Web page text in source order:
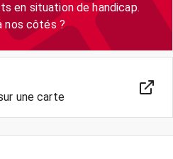
en situation de handicap.
nos côtés ?
une carte